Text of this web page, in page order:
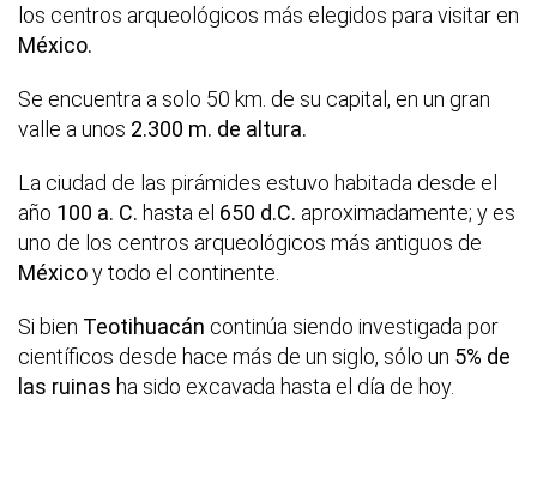
los centros arqueológicos más elegidos para visitar en
México.
Se encuentra a solo 50 km. de su capital, en un gran
valle a unos 2.300 m. de altura.
La ciudad de las pirámides estuvo habitada desde el
año 100 a. C. hasta el 650 d.C. aproximadamente; y es
uno de los centros arqueológicos más antiguos de
Méxicoy todo el continente.
Si bien Teotihuacán continúa siendo investigada por
científicos desde hace más de un siglo, sólo un 5% de
las ruinas ha sido excavada hasta el día de hoy.